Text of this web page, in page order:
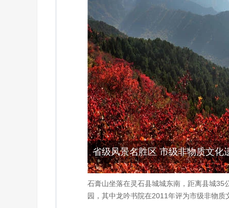
省级风景名胜区 市级非物质文化
石膏山坐落在灵石县城城东南，距离县城35
园，其中龙吟书院在2011年评为市级非物质